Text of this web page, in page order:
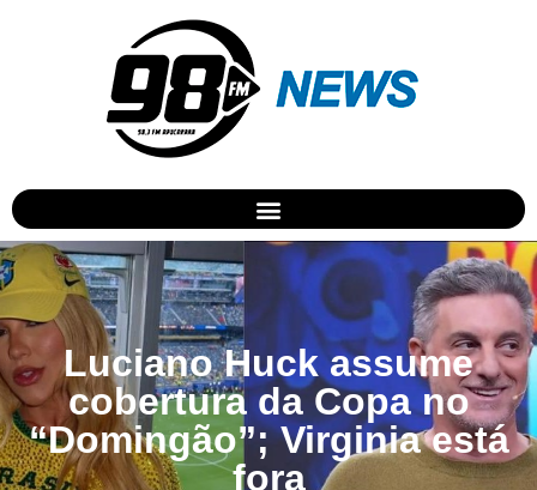
Luciano Huck assume
cobertura da Copa no
“Domingão”; Virginia está
fora